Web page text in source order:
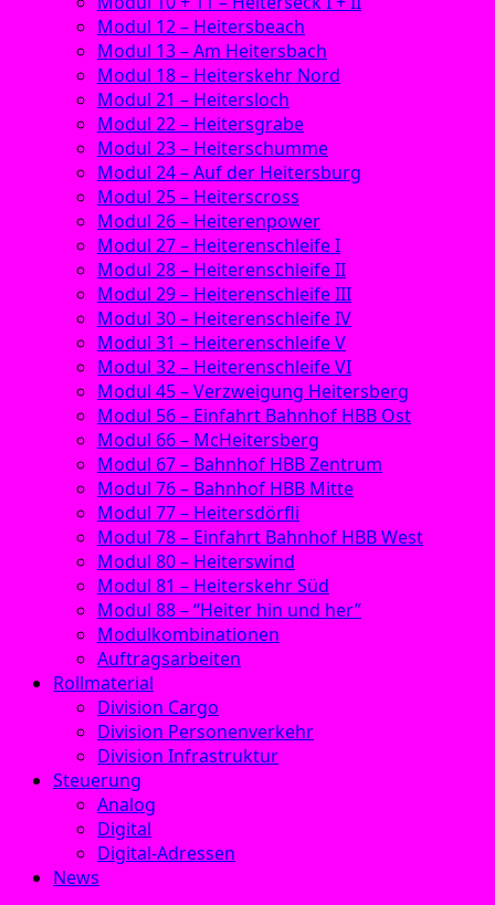
Modul 12 – Heitersbeach
Modul 13 – Am Heitersbach
Modul 18 – Heiterskehr Nord
Modul 21 – Heitersloch
Modul 22 – Heitersgrabe
Modul 23 – Heiterschumme
Modul 24 – Auf der Heitersburg
Modul 25 – Heiterscross
Modul 26 – Heiterenpower
Modul 27 – Heiterenschleife I
Modul 28 – Heiterenschleife II
Modul 29 – Heiterenschleife III
Modul 30 – Heiterenschleife IV
Modul 31 – Heiterenschleife V
Modul 32 – Heiterenschleife VI
Modul 45 – Verzweigung Heitersberg
Modul 56 – Einfahrt Bahnhof HBB Ost
Modul 66 – McHeitersberg
Modul 67 – Bahnhof HBB Zentrum
Modul 76 – Bahnhof HBB Mitte
Modul 77 – Heitersdörfli
Modul 78 – Einfahrt Bahnhof HBB West
Modul 80 – Heiterswind
Modul 81 – Heiterskehr Süd
Modul 88 – “Heiter hin und her”
Modulkombinationen
Auftragsarbeiten
Rollmaterial
Division Cargo
Division Personenverkehr
Division Infrastruktur
Steuerung
Analog
Digital
Digital-Adressen
News